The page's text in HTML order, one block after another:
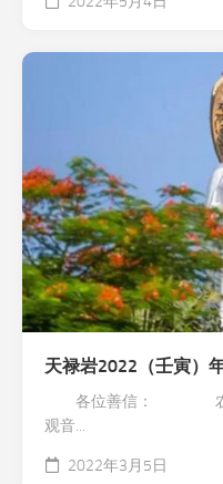
天禄岩2022（壬寅）
各位善信： 农历二
观音...
2022年3月5日